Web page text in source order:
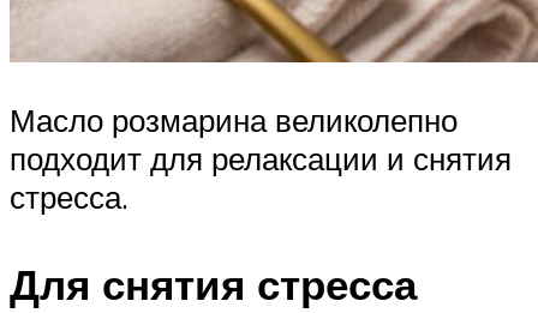
Масло розмарина великолепно
подходит для релаксации и снятия
стресса.
Для снятия стресса